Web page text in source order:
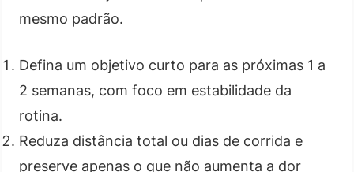
mesmo padrão.
Defina um objetivo curto para as próximas 1 a
2 semanas, com foco em estabilidade da
rotina.
Reduza distância total ou dias de corrida e
preserve apenas o que não aumenta a dor